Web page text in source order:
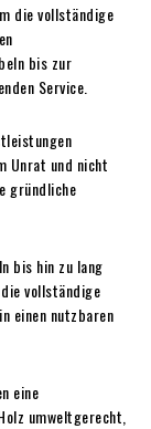
die vollständige
bis zur
Service.
Unrat und nicht
gründliche
bis hin zu lang
vollständige
einen nutzbaren
eine
umweltgerecht,